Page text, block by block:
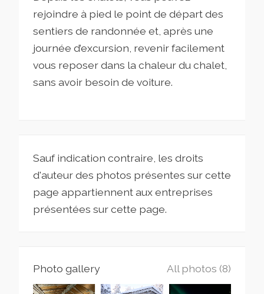
rejoindre à pied le point de départ des
sentiers de randonnée et, après une
journée d’excursion, revenir facilement
vous reposer dans la chaleur du chalet,
sans avoir besoin de voiture.
Sauf indication contraire, les droits
d'auteur des photos présentes sur cette
page appartiennent aux entreprises
présentées sur cette page.
Photo gallery All photos (8)